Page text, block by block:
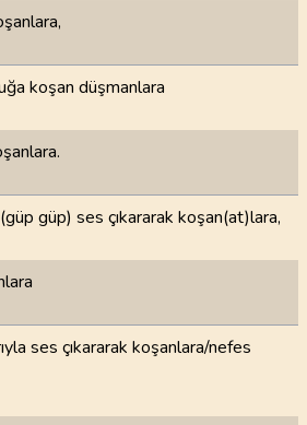
koşan düşmanlara
güp) ses çıkararak koşan(at)lara,
ses çıkararak koşanlara/nefes